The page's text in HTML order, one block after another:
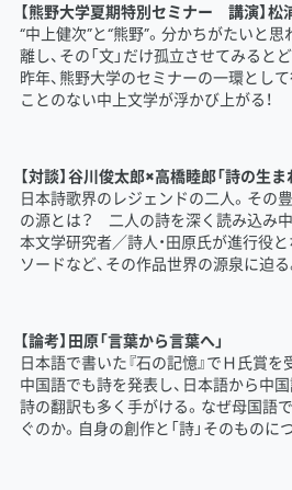
【熊野大学夏期特別セミナー 講演】松浦
“中上健次”と“熊野”。分かちがたいと
離し、その「文」だけ孤立させてみると
昨年、熊野大学のセミナーの一環とし
ことのない中上文学が浮かび上がる！
【対談】谷川俊太郎×高橋睦郎「詩の生ま
日本詩歌界のレジェンドの二人。その
の源とは？ 二人の詩を深く読み込み
本文学研究者／詩人・田原氏が進行役
ソードなど、その作品世界の源泉に迫る
【論考】田原「言葉から言葉へ」
日本語で書いた『石の記憶』でＨ氏賞
中国語でも詩を発表し、日本語から中
詩の翻訳も多く手がける。なぜ母国語
ぐのか。自身の創作と「詩」そのものに